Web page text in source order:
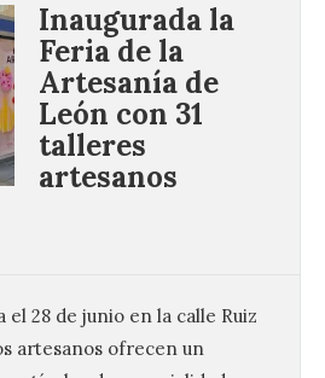
Inaugurada la
Feria de la
Artesanía de
León con 31
talleres
artesanos
el 28 de junio en la calle Ruiz
artesanos ofrecen un